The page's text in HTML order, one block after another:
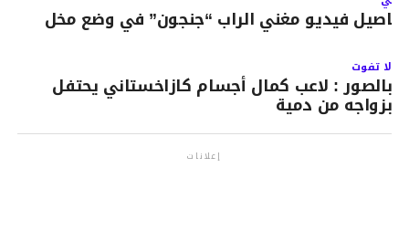
فيديو مغني الراب “جنجون” في وضع مخل
لا تفوت
بالصور : لاعب كمال أجسام كازاخستاني يحتفل
بزواجه من دمية
إعلانات